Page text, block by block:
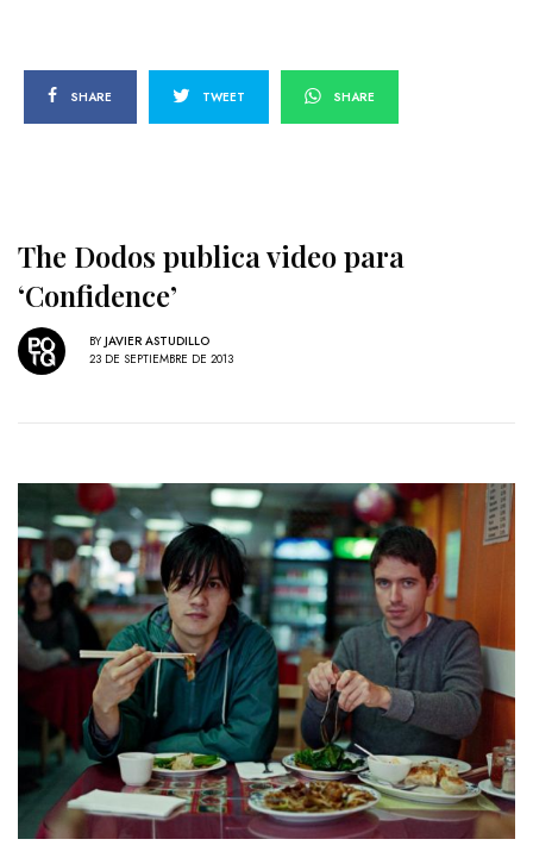
SHARE TWEET SHARE
The Dodos publica video para
‘Confidence’
BY JAVIER ASTUDILLO
23 DE SEPTIEMBRE DE 2013